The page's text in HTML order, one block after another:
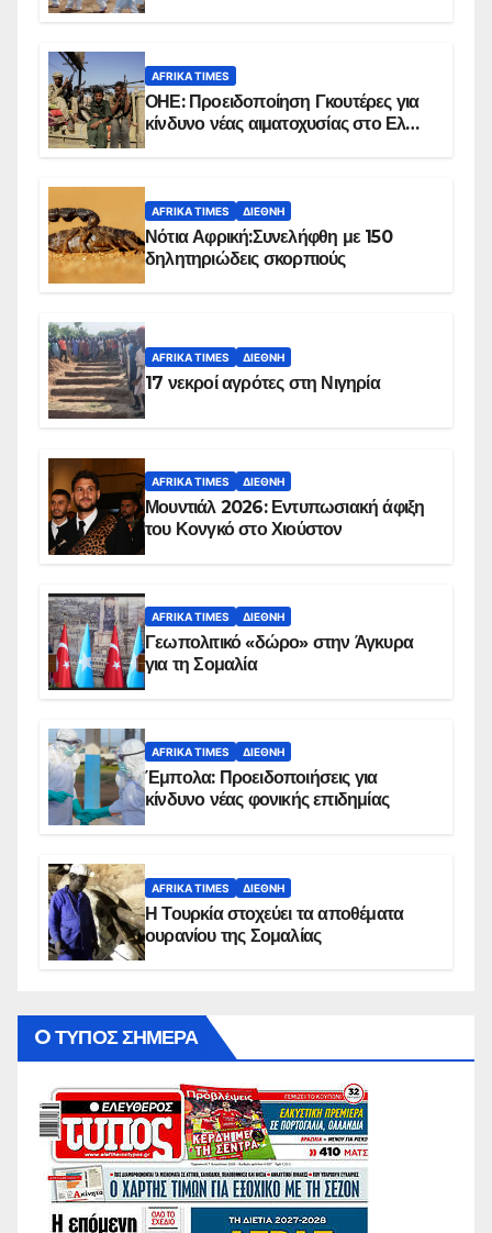
AFRIKA TIMES
ΟΗΕ: Προειδοποίηση Γκουτέρες για
κίνδυνο νέας αιματοχυσίας στο Ελ
AFRIKA TIMES ΔΙΕΘΝΉ
Νότια Αφρική:Συνελήφθη με 150
δηλητηριώδεις σκορπιούς
AFRIKA TIMES ΔΙΕΘΝΉ
17 νεκροί αγρότες στη Νιγηρία
AFRIKA TIMES ΔΙΕΘΝΉ
Μουντιάλ 2026: Εντυπωσιακή άφιξη
του Κονγκό στο Χιούστον
AFRIKA TIMES ΔΙΕΘΝΉ
Γεωπολιτικό «δώρο» στην Άγκυρα
για τη Σομαλία
AFRIKA TIMES ΔΙΕΘΝΉ
Έμπολα: Προειδοποιήσεις για
κίνδυνο νέας φονικής επιδημίας
AFRIKA TIMES ΔΙΕΘΝΉ
Η Τουρκία στοχεύει τα αποθέματα
ουρανίου της Σομαλίας
O ΤΥΠΟΣ ΣΗΜΕΡΑ